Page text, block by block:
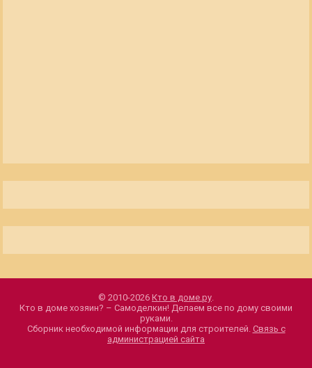
© 2010-2026 Кто в доме.ру.
Кто в доме хозяин? – Самоделкин! Делаем все по дому своими
руками.
Сборник необходимой информации для строителей. Связь с
администрацией сайта